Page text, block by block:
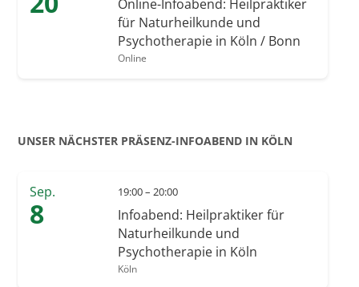
Online-Infoabend: Heilpraktiker
für Naturheilkunde und
Psychotherapie in Köln / Bonn
Online
UNSER NÄCHSTER PRÄSENZ-INFOABEND IN KÖLN
Sep.
8
19:00 – 20:00
Infoabend: Heilpraktiker für
Naturheilkunde und
Psychotherapie in Köln
Köln